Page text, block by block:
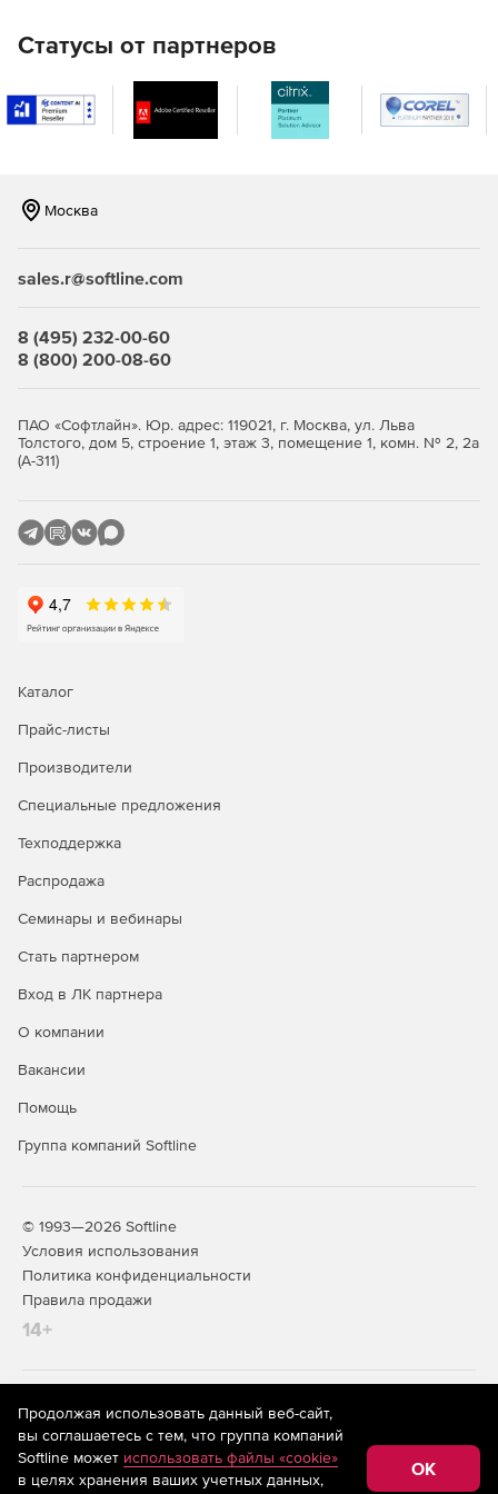
ресурсах Windows.
Осуществляет поддержку файлов MicrosoftOffice, а
также документов, созданных в более ранних версиях
Word, Excel и PowerPoint.
были удалены до установки Undelete.
в «Корзине».
строки.
Версии программы Diskeeper Undelete:
включая файлы, удаленные по сети.
Undelete Server Edition (5 лицензий на эту программу
входят в комплект поставки Undelete Server Edition).
Статусы от партнеров
Москва
sales.r@softline.com
8 (495) 232-00-60
8 (800) 200-08-60
ПАО «Софтлайн». Юр. адрес: 119021, г. Москва, ул. Льва
Толстого, дом 5, строение 1, этаж 3, помещение 1, комн. № 2, 2а
(А-311)
Каталог
Прайс-листы
Производители
Специальные предложения
Техподдержка
Распродажа
Семинары и вебинары
Стать партнером
Вход в ЛК партнера
О компании
Вакансии
Помощь
Группа компаний Softline
© 1993—2026 Softline
Условия использования
Политика конфиденциальности
Правила продажи
14+
На информационном ресурсе store.softline.ru применяются
рекомендательные технологии
(информационные технологии
предоставления информации на основе сбора,
систематизации и анализа сведений, относящихся к
предпочтениям пользователей сети «Интернет»,
Продолжая использовать данный веб-сайт,
вы соглашаетесь с тем, что группа компаний
Softline может использовать файлы «cookie»
в целях хранения ваших учетных данных,
OK